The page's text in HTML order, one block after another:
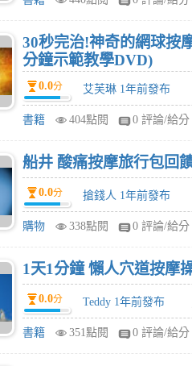
30秒完治!神奇的網球按
分鐘示範教學DVD)
0.0分 艾芙琳 1年前發布
書籍 404點閱 0 評論/給分
船井 酸痛按摩旅行包回
0.0分 搶錢人 1年前發布
購物 338點閱 0 評論/給分
1天1分鐘 懶人穴道按摩
0.0分 Teddy 1年前發布
書籍 351點閱 0 評論/給分